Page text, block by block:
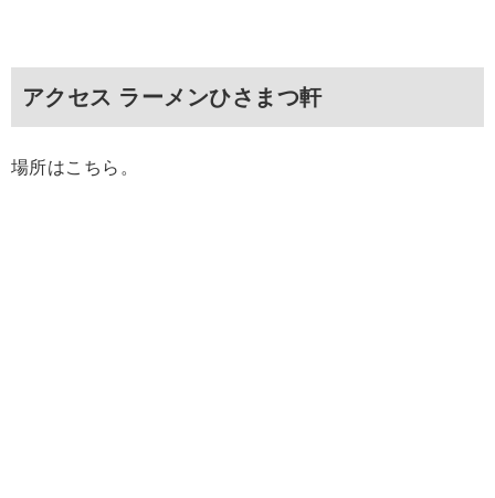
アクセス ラーメンひさまつ軒
場所はこちら。